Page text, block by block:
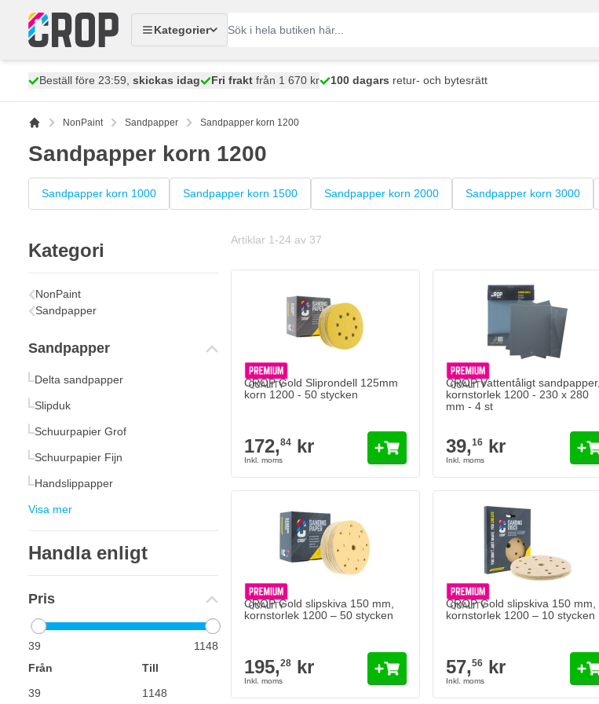
Kategorier
Beställ före 23:59, skickas idag Fri frakt från 1 670 kr 100 dagars retur- och bytesrätt
NonPaint Sandpapper Sandpapper korn 1200
Sandpapper korn 1200
Sandpapper korn 1000 Sandpapper korn 1500 Sandpapper korn 2000 Sandpapper korn 3000
Kategori
NonPaint
Sandpapper
Sandpapper
Delta sandpapper
Slipduk
Schuurpapier Grof
Schuurpapier Fijn
Handslippapper
Visa mer
Handla enligt
Pris
39
1148
Från
Till
Artiklar 1 -24 av 37
CROP Gold Sliprondell 125mm
korn 1200 - 50 stycken
172,84kr
CROP Vattentåligt sandpapper,
kornstorlek 1200 - 230 x 280
mm - 4 st
39,16 kr
CROP Gold slipskiva 150 mm,
kornstorlek 1200 – 50 stycken
195,28kr
CROP Gold slipskiva 150 mm,
kornstorlek 1200 – 10 stycken
57,56 kr